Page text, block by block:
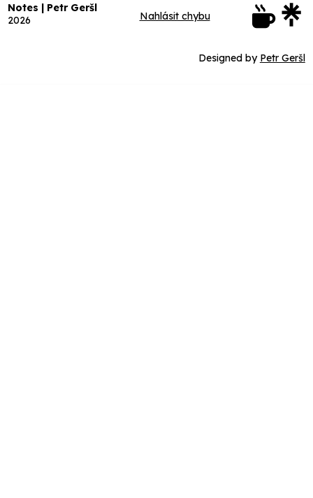
Notes | Petr Geršl
2026
Nahlásit chybu
Designed by Petr Geršl